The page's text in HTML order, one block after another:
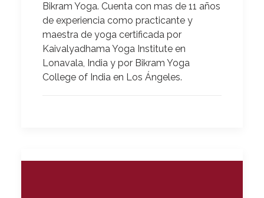
Bikram Yoga. Cuenta con mas de 11 años
de experiencia como practicante y
maestra de yoga certificada por
Kaivalyadhama Yoga Institute en
Lonavala, India y por Bikram Yoga
College of India en Los Ángeles.